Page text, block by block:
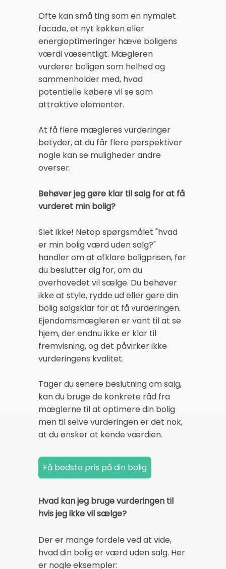
Ofte kan små ting som en nymalet
facade, et nyt køkken eller
energioptimeringer hæve boligens
værdi væsentligt. Mægleren
vurderer boligen som helhed og
sammenholder med, hvad
potentielle købere vil se som
attraktive elementer.
At få flere mægleres vurderinger
betyder, at du får flere perspektiver
nogle kan se muligheder andre
overser.
Behøver jeg gøre klar til salg for at få
vurderet min bolig?
Slet ikke! Netop spørgsmålet "hvad
er min bolig værd uden salg?"
handler om at afklare boligprisen, før
du beslutter dig for, om du
overhovedet vil sælge. Du behøver
ikke at style, rydde ud eller gøre din
bolig salgsklar for at få vurderingen.
Ejendomsmægleren er vant til at se
hjem, der endnu ikke er klar til
fremvisning, og det påvirker ikke
vurderingens kvalitet.
Tager du senere beslutning om salg,
kan du bruge de konkrete råd fra
mæglerne til at optimere din bolig
men til selve vurderingen er det nok,
at du ønsker at kende værdien.
Hvad kan jeg bruge vurderingen til
hvis jeg ikke vil sælge?
Der er mange fordele ved at vide,
hvad din bolig er værd uden salg. Her
er nogle eksempler: